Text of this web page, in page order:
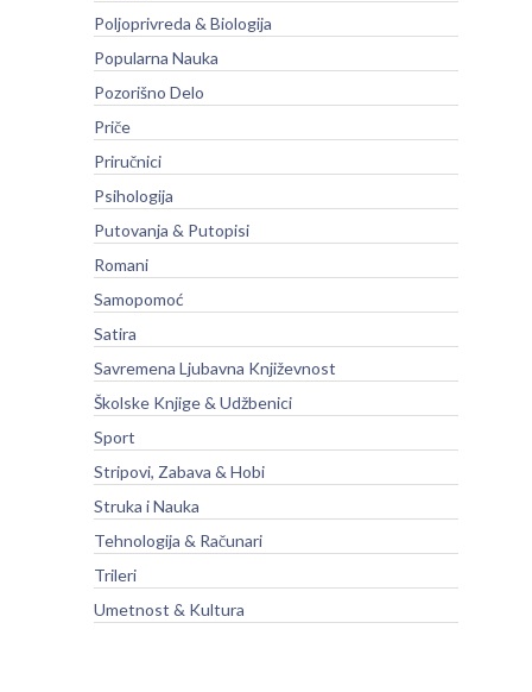
Poljoprivreda & Biologija
Popularna Nauka
Pozorišno Delo
Priče
Priručnici
Psihologija
Putovanja & Putopisi
Romani
Samopomoć
Satira
Savremena Ljubavna Književnost
Školske Knjige & Udžbenici
Sport
Stripovi, Zabava & Hobi
Struka i Nauka
Tehnologija & Računari
Trileri
Umetnost & Kultura